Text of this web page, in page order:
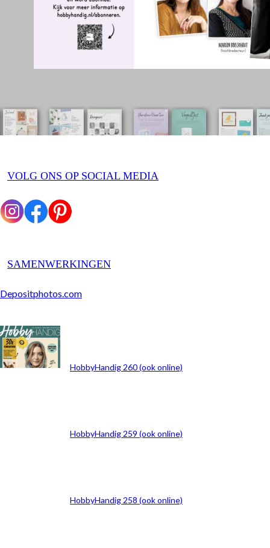
VOLG ONS OP SOCIAL MEDIA
SAMENWERKINGEN
Depositphotos.com
ARCHIEF
HobbyHandig 260 (ook online)
HobbyHandig 259 (ook online)
HobbyHandig 258 (ook online)